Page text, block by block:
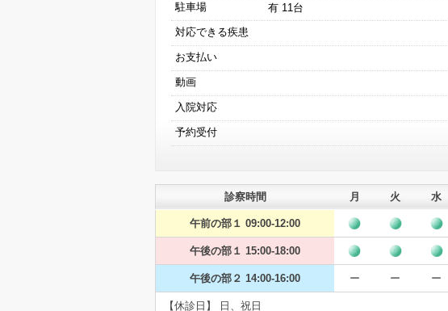
駐車場
有 11台
対応できる疾患
お支払い
動画
入院対応
予約受付
診察時間 月 火 水
午前の部１ 09:00-12:00
午後の部１ 15:00-18:00
午後の部２ 14:00-16:00 ー ー ー
【休診日】 日、祝日